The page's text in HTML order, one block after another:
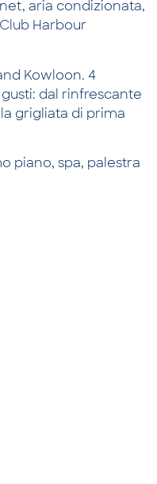
aria condizionata,
Harbour
Kowloon. 4
dal rinfrescante
grigliata di prima
piano, spa, palestra